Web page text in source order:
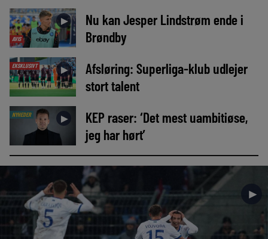
AVIS
►
Nu kan Jesper Lindstrøm ende i
Brøndby
EKSKLUSIVT ►
Afsløring: Superliga-klub udlejer
stort talent
NYHEDER ►
KEP raser: ‘Det mest uambitiøse,
jeg har hørt’
►